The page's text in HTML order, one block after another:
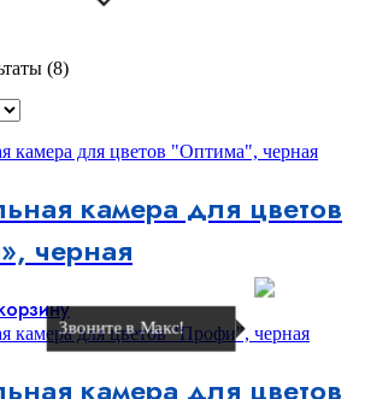
(8)Сортировка:
камера для цветов
черная
камера для цветов
Звоните в Макс!